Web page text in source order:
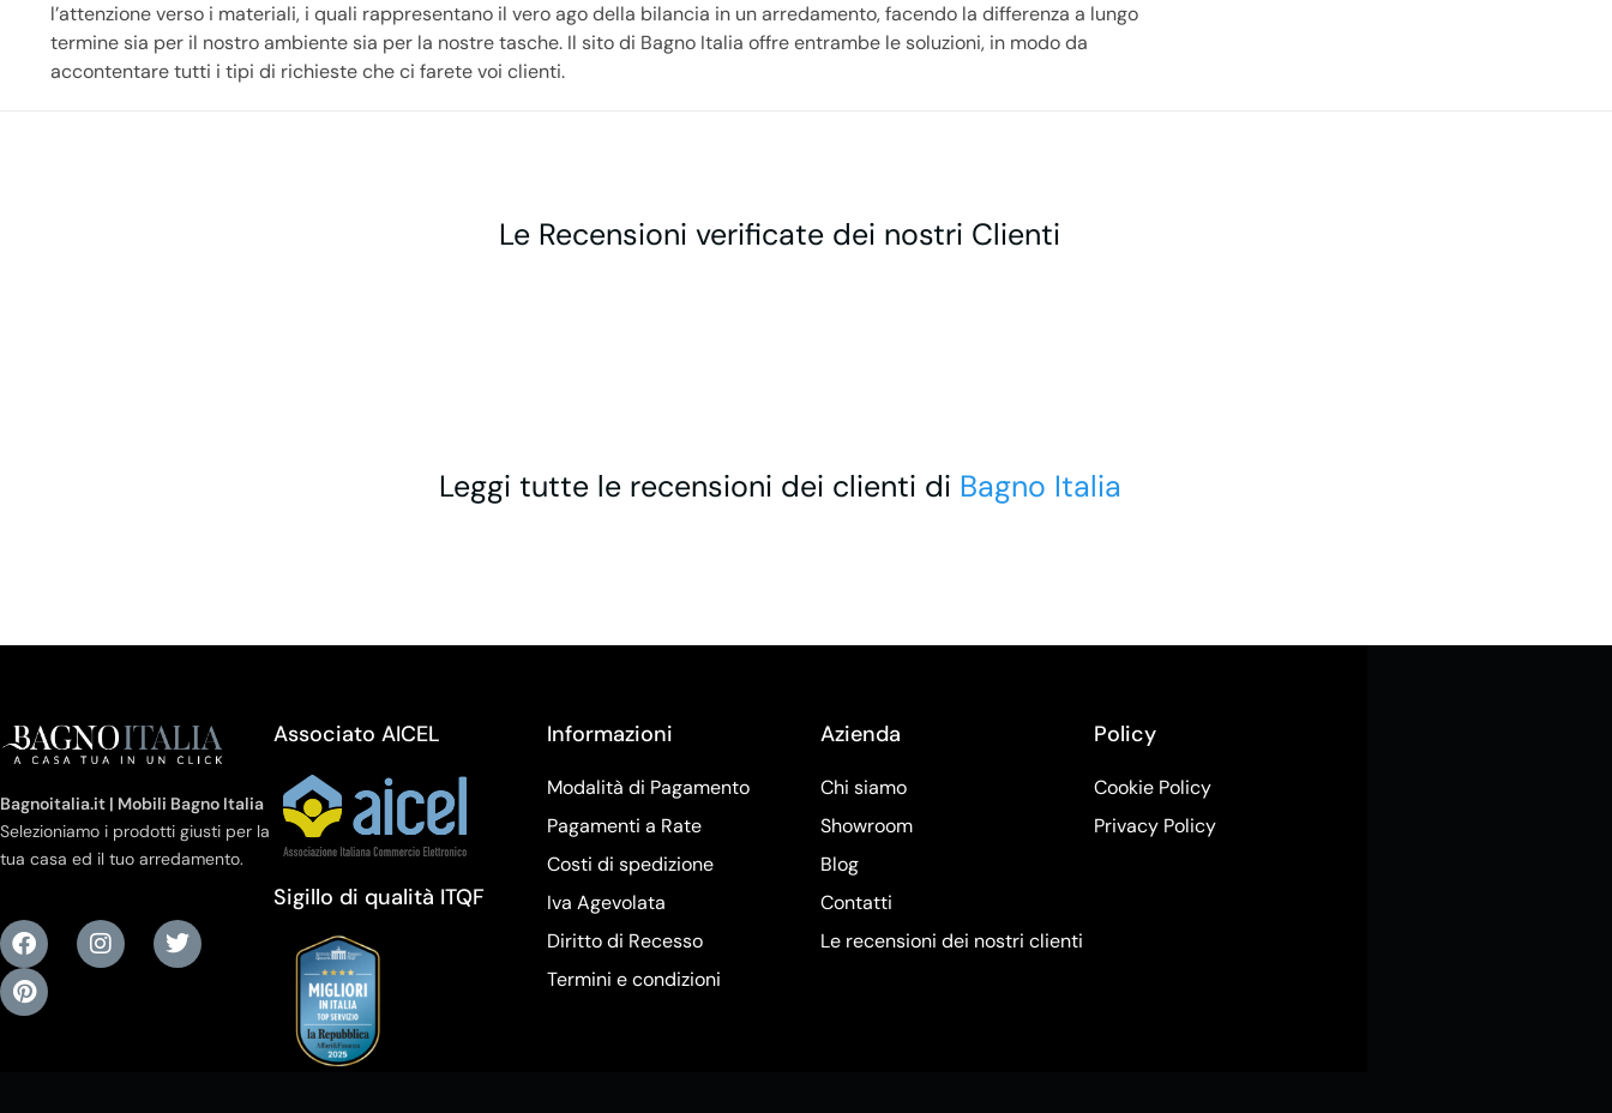
l’attenzione verso i materiali, i quali rappresentano il vero ago della bilancia in un arredamento, facendo la differenza a lungo
termine sia per il nostro ambiente sia per la nostre tasche. Il sito di Bagno Italia offre entrambe le soluzioni, in modo da
accontentare tutti i tipi di richieste che ci farete voi clienti.
Le Recensioni verificate dei nostri Clienti
Leggi tutte le recensioni dei clienti di Bagno Italia
Bagnoitalia.it | Mobili Bagno Italia
Selezioniamo i prodotti giusti per la
tua casa ed il tuo arredamento.
Associato AICEL
Sigillo di qualità ITQF
Informazioni
Modalità di Pagamento
Pagamenti a Rate
Costi di spedizione
Iva Agevolata
Diritto di Recesso
Termini e condizioni
Azienda
Chi siamo
Showroom
Blog
Contatti
Le recensioni dei nostri clienti
Policy
Cookie Policy
Privacy Policy